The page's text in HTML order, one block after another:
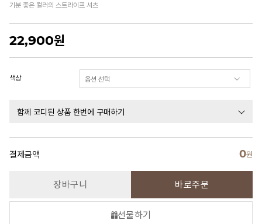
기분 좋은 컬러의 스트라이프 셔츠
22,900원
색상
함께 코디된 상품 한번에 구매하기
결제금액 0원
장바구니 바로주문
선물하기